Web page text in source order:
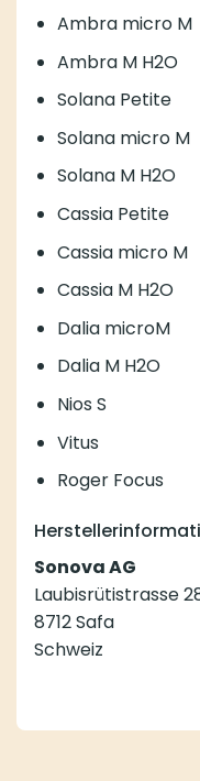
Ambra micro M
Ambra M H2O
Solana Petite
Solana micro M
Solana M H2O
Cassia Petite
Cassia micro M
Cassia M H2O
Dalia microM
Dalia M H2O
Nios S
Vitus
Roger Focus
Sonova AG
Laubisrütistrasse
8712 Safa
Schweiz